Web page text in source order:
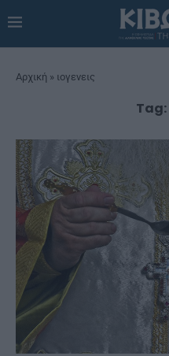
Αρχική » ιογενεις
Tag: